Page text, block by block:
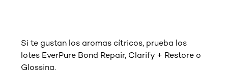
Si te gustan los aromas cítricos, prueba los
lotes EverPure Bond Repair, Clarify + Restore o
Glossing.